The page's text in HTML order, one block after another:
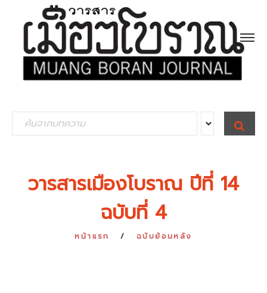
e
S
E
A
วารสารเมืองโบราณ ปีที่ 14
ฉบับที่ 4
หน้าแรก ฉบับย้อนหลัง